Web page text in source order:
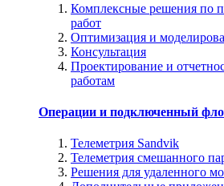
Комплексные решения по
работ
Оптимизация и
Консультация
Проектирование и
работам
Операции и подключенный
Телеметрия Sandvik
Телеметрия смешанного
Решения для удаленного